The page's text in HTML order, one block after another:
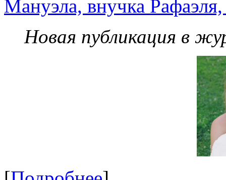
Мануэла, внучка
Новая публикация в